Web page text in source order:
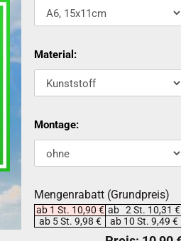
Schnelle Anmeldung mit
Material:
Montage:
Mengenrabatt (Grundpreis)
ab 1 St. 10,90 € ab 2 St. 10,31 €
ab 5 St. 9,98 €
ab 10 St. 9,49 €